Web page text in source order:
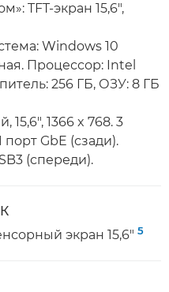
TFT-экран 15,6",
Windows 10
Процессор: Intel
256 ГБ, ОЗУ: 8 ГБ
1366 x 768. 3
порт GbE (сзади).
(спереди).
экран 15,6" 5